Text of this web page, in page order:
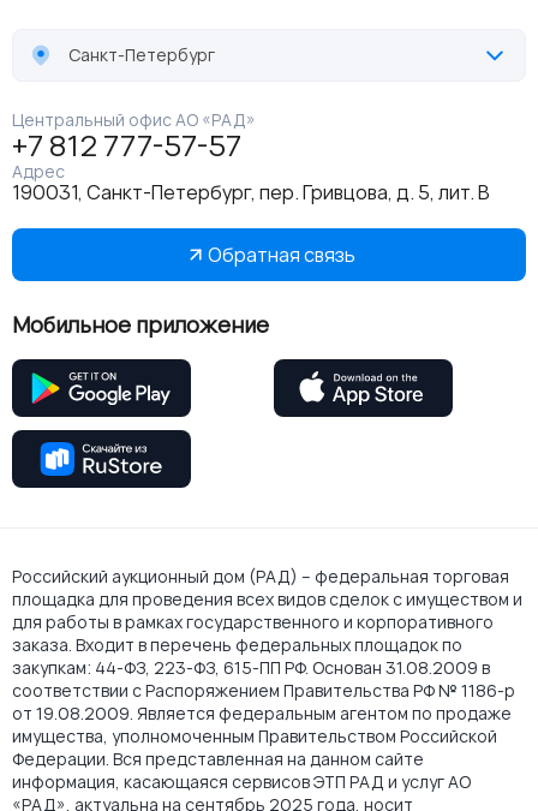
Санкт-Петербург
Центральный офис АО «РАД»
+7 812 777-57-57
Адрес
190031, Санкт-Петербург, пер. Гривцова, д. 5, лит. В
Обратная связь
Мобильное приложение
Российский аукционный дом (РАД) – федеральная торговая
площадка для проведения всех видов сделок с имуществом и
для работы в рамках государственного и корпоративного
заказа. Входит в перечень федеральных площадок по
закупкам: 44-ФЗ, 223-ФЗ, 615-ПП РФ. Основан 31.08.2009 в
соответствии с Распоряжением Правительства РФ № 1186-р
от 19.08.2009. Является федеральным агентом по продаже
имущества, уполномоченным Правительством Российской
Федерации. Вся представленная на данном сайте
информация, касающаяся сервисов ЭТП РАД и услуг АО
«РАД», актуальна на сентябрь 2025 года, носит